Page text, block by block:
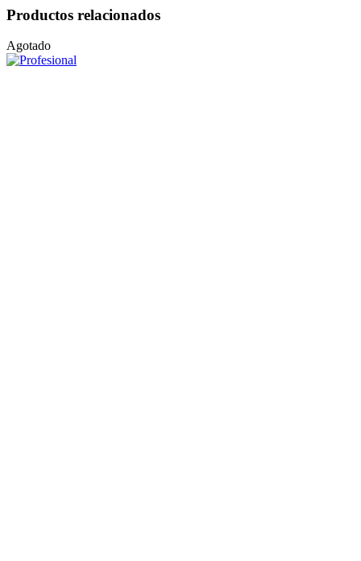
Productos relacionados
Agotado